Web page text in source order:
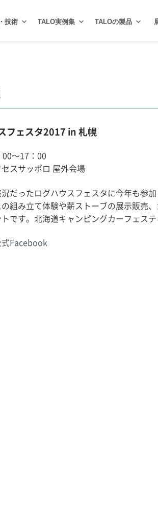
技術 TALO実例集 TALOの製品
フェスタ2017 in 札幌
〜17：00
スサッポロ 屋外会場
だったログハウスフェスタに今年も参加
組み立て体験や薪ストーブの展示販売
です。北海道キャンピングカーフェステ
Facebook